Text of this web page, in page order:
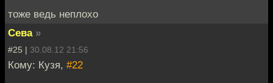
тоже ведь неплохо
Сева »
#25 | 30.08.12 21:56
Кому: Кузя, #22